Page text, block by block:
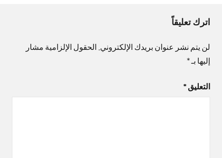
اترك تعليقاً
لن يتم نشر عنوان بريدك الإلكتروني. الحقول الإلزامية مشار
إليها بـ*
التعليق *